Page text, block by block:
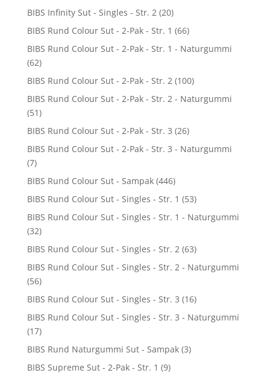
BIBS Infinity Sut - Singles - Str. 2 (20)
BIBS Rund Colour Sut - 2-Pak - Str. 1 (66)
BIBS Rund Colour Sut - 2-Pak - Str. 1 - Naturgummi
(62)
BIBS Rund Colour Sut - 2-Pak - Str. 2 (100)
BIBS Rund Colour Sut - 2-Pak - Str. 2 - Naturgummi
(51)
BIBS Rund Colour Sut - 2-Pak - Str. 3 (26)
BIBS Rund Colour Sut - 2-Pak - Str. 3 - Naturgummi
(7)
BIBS Rund Colour Sut - Sampak (446)
BIBS Rund Colour Sut - Singles - Str. 1 (53)
BIBS Rund Colour Sut - Singles - Str. 1 - Naturgummi
(32)
BIBS Rund Colour Sut - Singles - Str. 2 (63)
BIBS Rund Colour Sut - Singles - Str. 2 - Naturgummi
(56)
BIBS Rund Colour Sut - Singles - Str. 3 (16)
BIBS Rund Colour Sut - Singles - Str. 3 - Naturgummi
(17)
BIBS Rund Naturgummi Sut - Sampak (3)
BIBS Supreme Sut - 2-Pak - Str. 1 (9)